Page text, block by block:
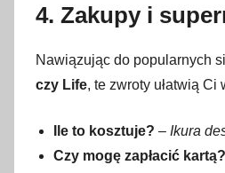
4. Zakupy i
Nawiązując do popularnych
czy Life, te zwroty ułatwią Ci
Ile to kosztuje? – Ikura
Czy mogę zapłacić kartą?